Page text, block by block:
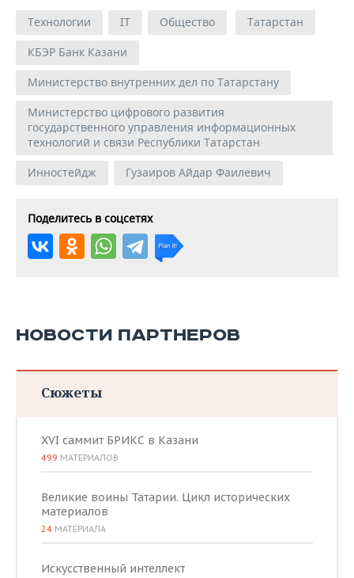
Технологии IT Общество
Татарстан
КБЭР Банк Казани
Министерство внутренних дел по Татарстану
Министерство цифрового развития
государственного управления информационных
технологий и связи Республики Татарстан
Инностейдж
Гузаиров Айдар Фаилевич
Поделитесь в соцсетях
НОВОСТИ ПАРТНЕРОВ
Сюжеты
XVI саммит БРИКС в Казани
499 МАТЕРИАЛОВ
Великие воины Татарии. Цикл исторических
материалов
24 МАТЕРИАЛА
Искусственный интеллект